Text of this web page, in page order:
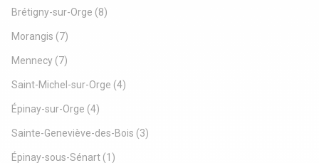
Brétigny-sur-Orge (8)
Morangis (7)
Mennecy (7)
Saint-Michel-sur-Orge (4)
Épinay-sur-Orge (4)
Sainte-Geneviève-des-Bois (3)
Épinay-sous-Sénart (1)